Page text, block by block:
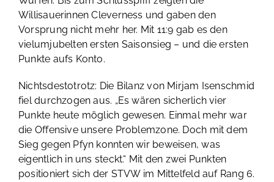
Willisauerinnen Cleverness und gaben den
Vorsprung nicht mehr her. Mit 11:9 gab es den
vielumjubelten ersten Saisonsieg – und die ersten
Punkte aufs Konto.
Nichtsdestotrotz: Die Bilanz von Mirjam Isenschmid
fiel durchzogen aus. „Es wären sicherlich vier
Punkte heute möglich gewesen. Einmal mehr war
die Offensive unsere Problemzone. Doch mit dem
Sieg gegen Pfyn konnten wir beweisen, was
eigentlich in uns steckt.“ Mit den zwei Punkten
positioniert sich der STVW im Mittelfeld auf Rang 6.